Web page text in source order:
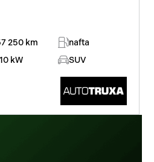
250 km
nafta
kW SUV